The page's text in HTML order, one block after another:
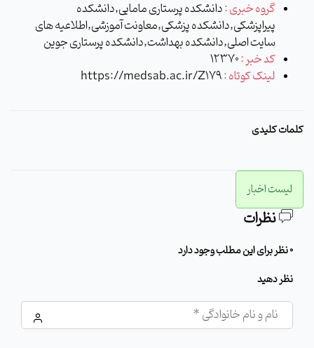
گروه خبری :دانشکده پرستاری مامایی,دانشکده
پیراپزشکی,دانشکده پزشکی,معاونت آموزشی,اطلاعیه های
سایت اصلی,دانشکده بهداشت,دانشکده پرستاری جوین
کد خبر :12370
لینک کوتاه :https://medsab.ac.ir/Z179
کلمات کلیدی
لیست اخبار
نظرات
0 نظر برای این مطلب وجود دارد
نظر دهید